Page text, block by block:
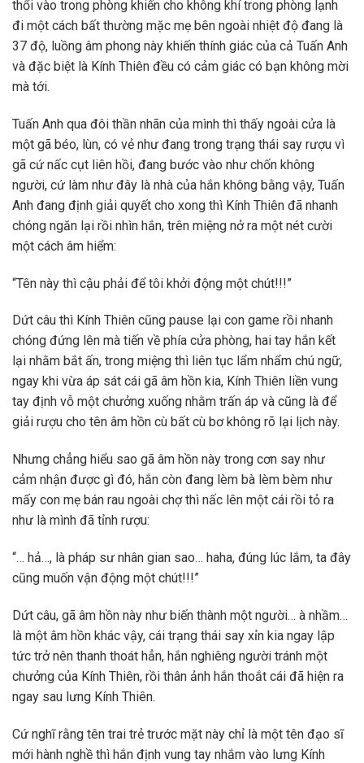
thổi vào trong phòng khiến cho không khí trong phòng lạnh
đi một cách bất thường mặc mẹ bên ngoài nhiệt độ đang là
37 độ, luồng âm phong này khiến thính giác của cả Tuấn Anh
và đặc biệt là Kính Thiên đều có cảm giác có bạn không mời
mà tới.
Tuấn Anh qua đôi thần nhãn của mình thì thấy ngoài cửa là
một gã béo, lùn, có vẻ như đang trong trạng thái say rượu vì
gã cứ nấc cụt liên hồi, đang bước vào như chốn không
người, cứ làm như đây là nhà của hắn không bằng vậy, Tuấn
Anh đang định giải quyết cho xong thì Kính Thiên đã nhanh
chóng ngăn lại rồi nhìn hắn, trên miệng nở ra một nét cười
một cách âm hiểm:
“Tên này thì cậu phải để tôi khởi động một chút!!!”
Dứt câu thì Kính Thiên cũng pause lại con game rồi nhanh
chóng đứng lên mà tiến về phía cửa phòng, hai tay hắn kết
lại nhằm bắt ấn, trong miệng thì liên tục lẩm nhẩm chú ngữ,
ngay khi vừa áp sát cái gã âm hồn kia, Kính Thiên liền vung
tay định vỗ một chưởng xuống nhằm trấn áp và cũng là để
giải rượu cho tên âm hồn cù bất cù bơ không rõ lại lịch này.
Nhưng chẳng hiểu sao gã âm hồn này trong cơn say như
cảm nhận được gì đó, hắn còn đang lèm bà lèm bèm như
mấy con mẹ bán rau ngoài chợ thì nấc lên một cái rồi tỏ ra
như là mình đã tỉnh rượu:
“… hả…, là pháp sư nhân gian sao… haha, đúng lúc lắm, ta đây
cũng muốn vận động một chút!!!”
Dứt câu, gã âm hồn này như biến thành một người… à nhầm…
là một âm hồn khác vậy, cái trạng thái say xỉn kia ngay lập
tức trở nên thanh thoát hẳn, hắn nghiêng người tránh một
chưởng của Kính Thiên, rồi thân ảnh hắn thoắt cái đã hiện ra
ngay sau lưng Kính Thiên.
Cứ nghĩ rằng tên trai trẻ trước mặt này chỉ là một tên đạo sĩ
mới hành nghề thì hắn định vung tay nhắm vào lưng Kính